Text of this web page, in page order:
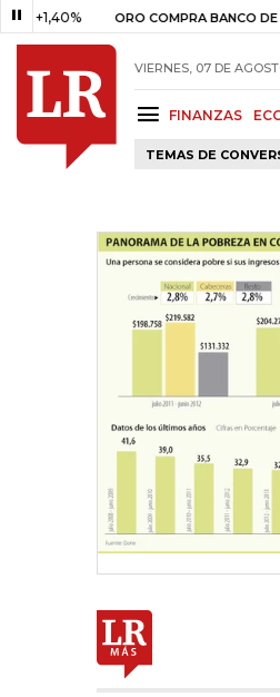
ORO COMPRA BANCO DE LA
VIERNES, 07 DE
FINANZAS
TEMAS DE